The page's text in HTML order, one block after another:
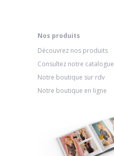
Nos produits
Découvrez nos produits
Consultez notre catalogue
Notre boutique sur rdv
Notre boutique en ligne